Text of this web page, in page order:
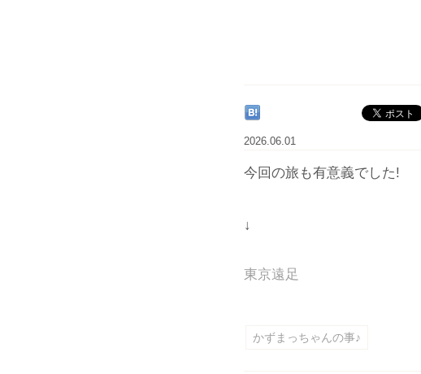
2026.06.01
今回の旅も有意義でした!
↓
東京遠足
かずまっちゃんの事♪